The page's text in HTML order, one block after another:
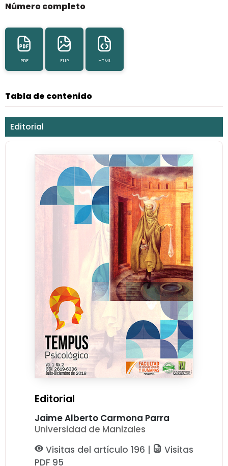
Número completo
PDF FLIP HTML
Tabla de contenido
Editorial
Editorial
Jaime Alberto Carmona Parra
Universidad de Manizales
Visitas del artículo 196 |
Visitas
PDF 95